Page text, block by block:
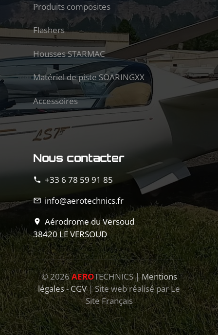
Produits composites
Flashers
Housses STARMAC
Matériel de piste SOARINGXX
Accessoires
Nous contacter
phone +33 6 78 59 91 85
mail_outline info@aerotechnics.fr
location_on Aérodrome du Versoud
38420 LE VERSOUD
©2026AEROTECHNICS |Mentions
légales-CGV| Site web réalisé par Le
Site Français